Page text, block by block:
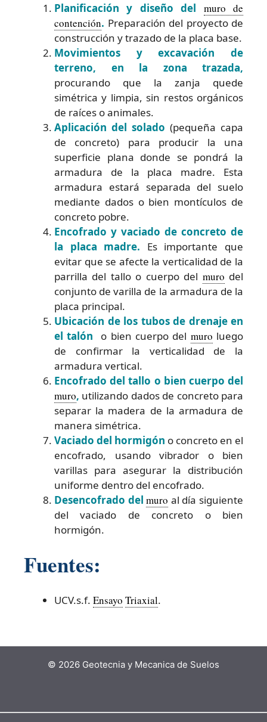
Planificación y diseño del muro de
contención. Preparación del proyecto de
construcción y trazado de la placa base.
Movimientos y excavación de
terreno, en la zona trazada,
procurando que la zanja quede
simétrica y limpia, sin restos orgánicos
de raíces o animales.
Aplicación del solado (pequeña capa
de concreto) para producir la una
superficie plana donde se pondrá la
armadura de la placa madre. Esta
armadura estará separada del suelo
mediante dados o bien montículos de
concreto pobre.
Encofrado y vaciado de concreto de
la placa madre. Es importante que
evitar que se afecte la verticalidad de la
parrilla del tallo o cuerpo del muro del
conjunto de varilla de la armadura de la
placa principal.
Ubicación de los tubos de drenaje en
el talón
o bien cuerpo del muro luego
de confirmar la verticalidad de la
armadura vertical.
Encofrado del tallo o bien cuerpo del
muro, utilizando dados de concreto para
separar la madera de la armadura de
manera simétrica.
Vaciado del hormigón o concreto en el
encofrado, usando vibrador o bien
varillas para asegurar la distribución
uniforme dentro del encofrado.
Desencofrado delmuro al día siguiente
del vaciado de concreto o bien
hormigón.
Fuentes:
UCV.s.f. Ensayo Triaxial.
© 2026 Geotecnia y Mecanica de Suelos